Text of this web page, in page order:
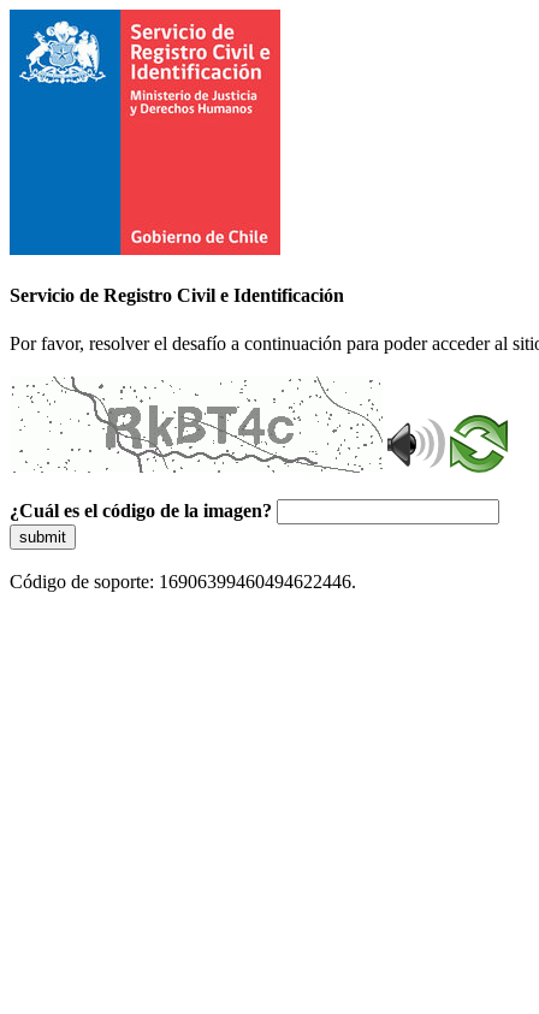
Servicio de Registro Civil e Identificación
Por favor, resolver el desafío a continuación para poder acceder al
¿Cuál es el código de la imagen?
submit
Código de soporte: 16906399460494622446.